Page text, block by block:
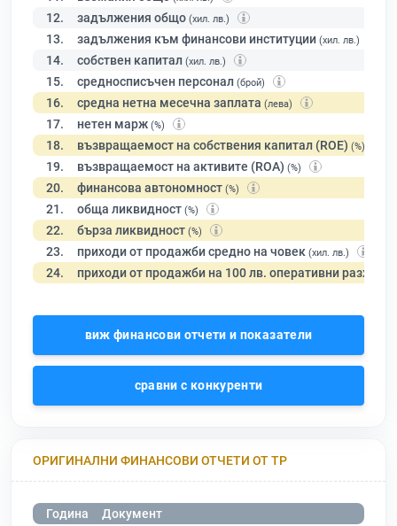
12. задължения общо (хил. лв.)
13. задължения към финансови институции (хил. лв.)
14. собствен капитал (хил. лв.)
15. средносписъчен персонал (брой)
16. средна нетна месечна заплата (лева)
17. нетен марж (%)
18. възвращаемост на собствения капитал (ROE) (%)
19. възвращаемост на активите (ROA) (%)
20. финансова автономност (%)
21. обща ликвидност (%)
22. бърза ликвидност (%)
23. приходи от продажби средно на човек (хил. лв.)
24. приходи от продажби на 100 лв. оперативни разходи
виж финансови отчети и показатели
сравни с конкуренти
ОРИГИНАЛНИ ФИНАНСОВИ ОТЧЕТИ ОТ ТР
Година Документ